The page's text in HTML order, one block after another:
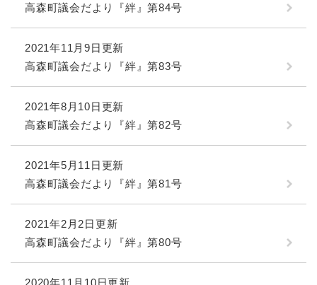
高森町議会だより『絆』第84号
2021年11月9日更新
高森町議会だより『絆』第83号
2021年8月10日更新
高森町議会だより『絆』第82号
2021年5月11日更新
高森町議会だより『絆』第81号
2021年2月2日更新
高森町議会だより『絆』第80号
2020年11月10日更新